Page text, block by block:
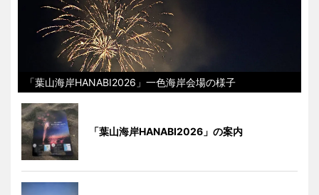
「葉山海岸HANABI2026」一色海岸会場の様子
「葉山海岸HANABI2026」の案内